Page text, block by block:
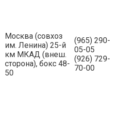
Москва (совхоз
им. Ленина) 25-й
км МКАД (внеш.
сторона), бокс 48-
50
(965) 290-
05-05
(926) 729-
70-00